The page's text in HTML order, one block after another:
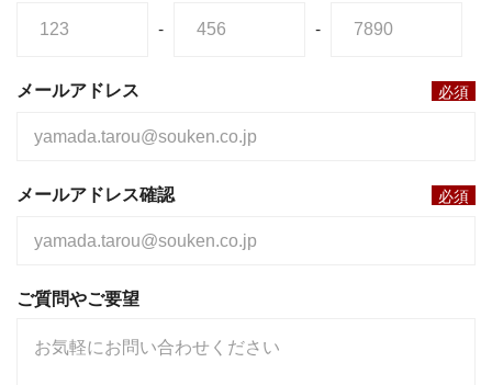
- -
メールアドレス 必須
メールアドレス確認 必須
ご質問やご要望